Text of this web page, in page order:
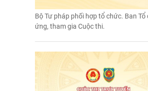
Bộ Tư pháp phối hợp tổ chức. Ban
ứng, tham gia Cuộc thi.